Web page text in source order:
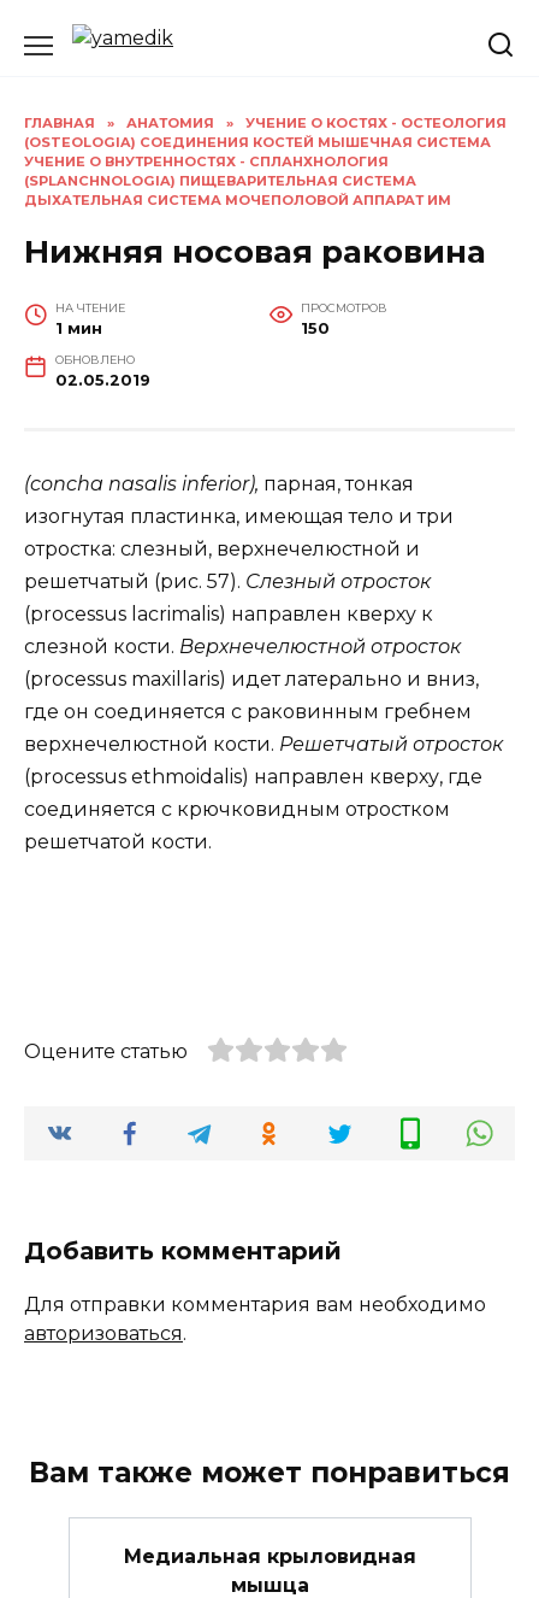
ГЛАВНАЯ » АНАТОМИЯ »
УЧЕНИЕ О КОСТЯХ - ОСТЕОЛОГИЯ
(OSTEOLOGIA) СОЕДИНЕНИЯ КОСТЕЙ МЫШЕЧНАЯ СИСТЕМА
УЧЕНИЕ О ВНУТРЕННОСТЯХ - СПЛАНХНОЛОГИЯ
(SPLANCHNOLOGIA) ПИЩЕВАРИТЕЛЬНАЯ СИСТЕМА
ДЫХАТЕЛЬНАЯ СИСТЕМА МОЧЕПОЛОВОЙ АППАРАТ ИМ
Нижняя носовая раковина
НА ЧТЕНИЕ
1 мин
ПРОСМОТРОВ
150
ОБНОВЛЕНО
02.05.2019
(concha nasalis inferior), парная, тонкая
изогнутая пластинка, имеющая тело и три
отростка: слезный, верхнечелюстной и
решетчатый (рис. 57). Слезный отросток
(processus lacrimalis) направлен кверху к
слезной кости. Верхнечелюстной отросток
(processus maxillaris) идет латерально и вниз,
где он соединяется с раковинным гребнем
верхнечелюстной кости. Решетчатый отросток
(processus ethmoidalis) направлен кверху, где
соединяется с крючковидным отростком
решетчатой кости.
Оцените статью
Добавить комментарий
Для отправки комментария вам необходимо
авторизоваться.
Вам также может понравиться
Медиальная крыловидная
мышца